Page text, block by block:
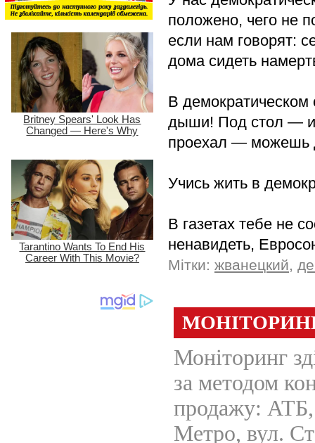
положено, чего не
если нам говорят:
дома сидеть
В демократическом
дыши! Под стол — и
проехал — можешь
Учись жить в
В газетах тебе не
ненавидеть,
Мітки: жванецкий,